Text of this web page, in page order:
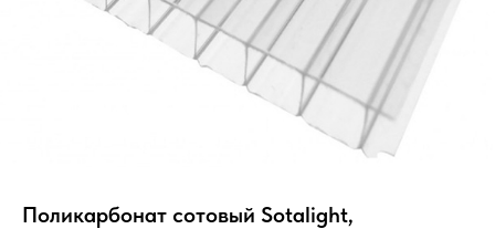
Поликарбонат сотовый Sotalight,